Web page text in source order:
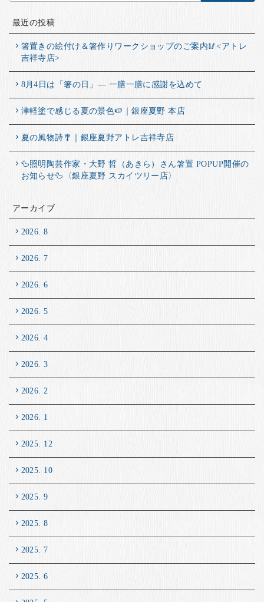
最近の投稿
箸置きの絵付け＆箸作りワークショップのご案内🥢<アトレ
吉祥寺店>
8月4日は「箸の日」― 一膳一膳に感謝を込めて
津軽塗で感じる夏の景色🍉｜銀座夏野 本店
夏の風物詩🎐｜銀座夏野アトレ吉祥寺店
🦆照明陶芸作家・大野 哲（あきら）さん箸置 POPUP開催の
お知らせ🦆〈銀座夏野 スカイツリー店〉
アーカイブ
2026. 8
2026. 7
2026. 6
2026. 5
2026. 4
2026. 3
2026. 2
2026. 1
2025. 12
2025. 10
2025. 9
2025. 8
2025. 7
2025. 6